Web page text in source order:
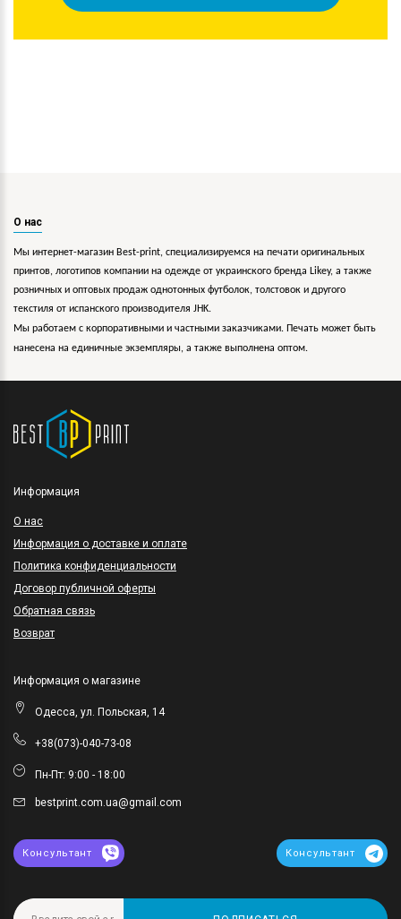
О нас
Мы интернет-магазин Best-print, специализируемся на печати оригинальных
принтов, логотипов компании на одежде от украинского бренда Likey, а также
розничных и оптовых продаж однотонных футболок, толстовок и другого
текстиля от испанского производителя JHK.
Мы работаем с корпоративными и частными заказчиками. Печать может быть
нанесена на единичные экземпляры, а также выполнена оптом.
Информация
O нас
Информация о доставке и оплате
Политика конфиденциальности
Договор публичной оферты
Обратная связь
Возврат
Информация о магазине
Одесса, ул. Польская, 14
+38(073)-040-73-08
Пн-Пт: 9:00 - 18:00
bestprint.com.ua@gmail.com
Консультант Консультант